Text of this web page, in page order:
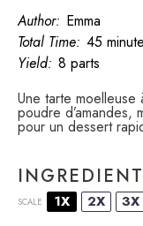
Author: Emma
Total Time: 45
Yield: 8 parts
Une tarte moelleuse
poudre d’amandes,
pour un dessert
SCALE 1X 2X 3X